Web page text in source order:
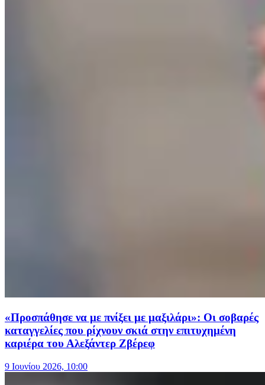
«Προσπάθησε να με πνίξει με μαξιλάρι»: Οι σοβαρές
καταγγελίες που ρίχνουν σκιά στην επιτυχημένη
καριέρα του Αλεξάντερ Ζβέρεφ
9 Ιουνίου 2026, 10:00